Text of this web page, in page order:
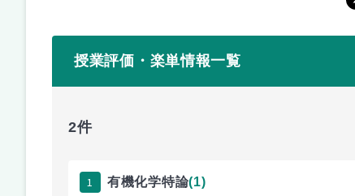
授業評価・楽単情報一覧
2件
1 有機化学特論(1)